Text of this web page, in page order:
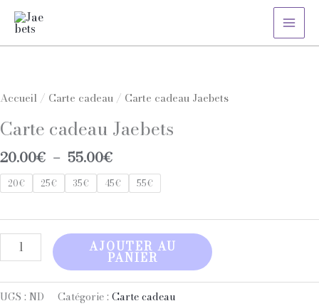
Aller
contenu
Accueil / Carte cadeau / Carte cadeau Jaebets
Carte cadeau Jaebets
20.00€ – 55.00€
prix :
à
55.00€
20€ 25€ 35€ 45€ 55€
Carte
Jaebets
AJOUTER AU
PANIER
UGS : ND Catégorie : Carte cadeau